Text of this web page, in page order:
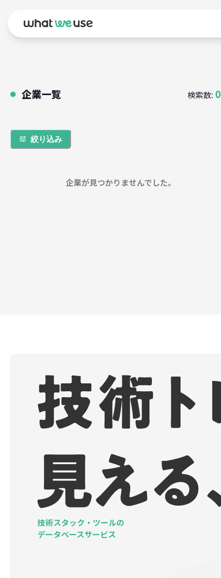
● 企業一覧 検索数: 0
絞り込み
企業が見つかりませんでした。
技術スタック・ツールの
データベースサービス